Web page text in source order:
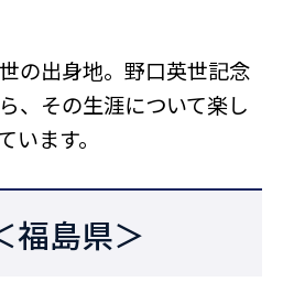
の出身地。野口英世記念
、その生涯について楽し
います。
福島県＞